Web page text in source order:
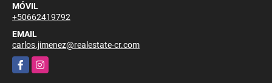
MÓVIL
+50662419792
EMAIL
carlos.jimenez@realestate-cr.com
FacebookInstagram